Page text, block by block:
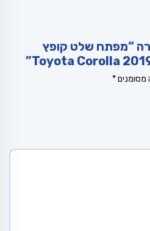
“מפתח שלט קופץ
מסומנים*